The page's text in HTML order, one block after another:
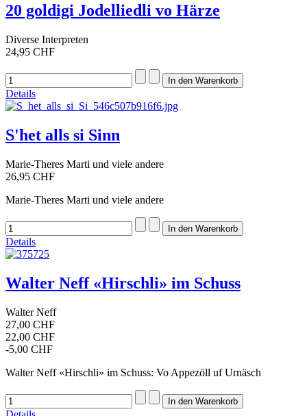
20 goldigi Jodelliedli vo Härze
Diverse Interpreten
24,95 CHF
Details
S'het alls si Sinn
Marie-Theres Marti und viele andere
26,95 CHF
Marie-Theres Marti und viele andere
Details
Walter Neff «Hirschli» im Schuss
Walter Neff
27,00 CHF
22,00 CHF
-5,00 CHF
Walter Neff «Hirschli» im Schuss: Vo Appezöll uf Urnäsch